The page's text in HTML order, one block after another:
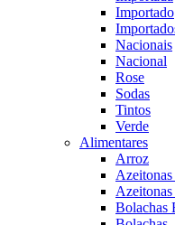
Importado
Nacionais
Nacional
Rose
Sodas
Tintos
Verde
Alimentares
Arroz
Bolachas